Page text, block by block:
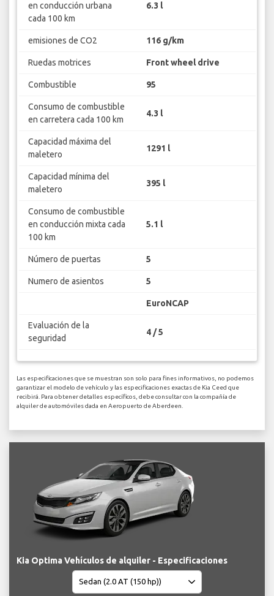
en conducción urbana
cada 100 km
6.3 l
emisiones de CO2 116 g/km
Ruedas motrices Front wheel drive
Combustible 95
Consumo de combustible
en carretera cada 100 km
4.3 l
Capacidad máxima del
maletero
1291 l
Capacidad mínima del
maletero
395 l
Consumo de combustible
en conducción mixta cada
100 km
5.1 l
Número de puertas 5
Numero de asientos 5
EuroNCAP
Evaluación de la
seguridad
4 / 5
Las especificaciones que se muestran son solo para fines informativos, no podemos
garantizar el modelo de vehículo y las especificaciones exactas de Kia Ceed que
recibirá. Para obtener detalles específicos, debe consultar con la compañía de
alquiler de automóviles dada en Aeropuerto de Aberdeen.
Kia Optima Vehículos de alquiler - Especificaciones